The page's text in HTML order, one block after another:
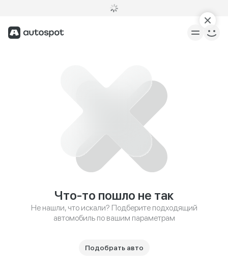
Что-то пошло не так
Не нашли, что искали? Подберите подходящий
автомобиль по вашим параметрам
Подобрать авто